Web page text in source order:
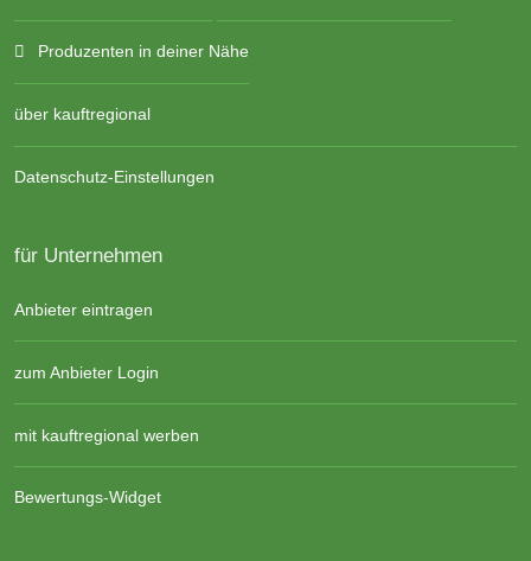
Produzenten in deiner Nähe
über kauftregional
Datenschutz-Einstellungen
für Unternehmen
Anbieter eintragen
zum Anbieter Login
mit kauftregional werben
Bewertungs-Widget